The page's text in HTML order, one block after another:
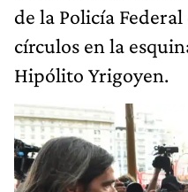
de la Policía
círculos en la
Hipólito Yrigoyen.